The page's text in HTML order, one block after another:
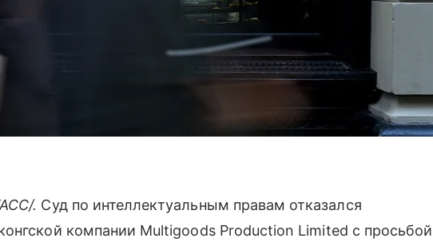
. Суд по интеллектуальным правам отказался
компании Multigoods Production Limited с просьбой